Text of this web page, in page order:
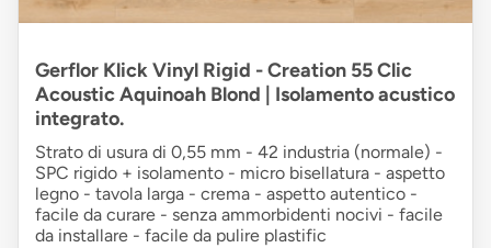
Gerflor Klick Vinyl Rigid - Creation 55 Clic
Acoustic Aquinoah Blond | Isolamento acustico
integrato.
Strato di usura di 0,55 mm - 42 industria (normale) -
SPC rigido + isolamento - micro bisellatura - aspetto
legno - tavola larga - crema - aspetto autentico -
facile da curare - senza ammorbidenti nocivi - facile
da installare - facile da pulire plastific